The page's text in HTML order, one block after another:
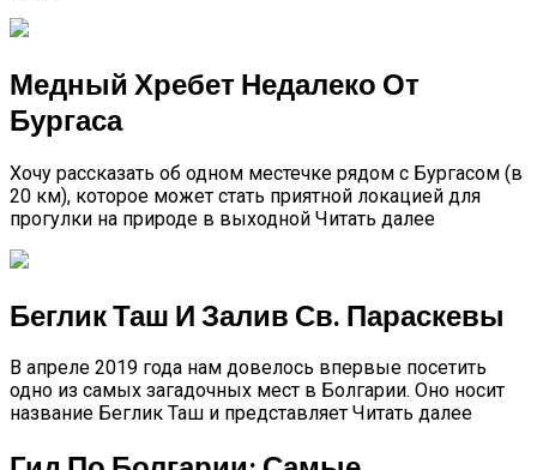
Медный Хребет Недалеко От
Бургаса
Хочу рассказать об одном местечке рядом с Бургасом (в
20 км), которое может стать приятной локацией для
прогулки на природе в выходной Читать далее
Беглик Таш И Залив Св. Параскевы
В апреле 2019 года нам довелось впервые посетить
одно из самых загадочных мест в Болгарии. Оно носит
название Беглик Таш и представляет Читать далее